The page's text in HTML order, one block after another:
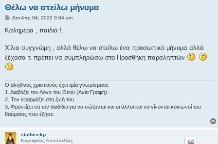
Θέλω να στείλω μήνυμα
Δ
μ
ί
υ
σ
η
Δευ Απρ 04, 2022 9:04 am
Καλημέρα , παιδιά !
Χίλια συγγνώμη , αλλά θέλω να στείλω ένα προσωπικό μήνυμα αλλά
ξέχασα τι πρέπει να συμπληρώσω στο Προσθήκη παραληπτών
Ο αληθινός χριστιανός έχει τρία γνωρίσματα:
1. Διαβάζει τον Λόγο του Θεού (Αγία Γραφή).
2. Τον εφαρμόζει στη ζωή του.
3. Φροντίζει να τον διαδίδει για να σώζονται και οι άλλοι και να γίνονται κοινωνοί του
θαύματος που έζησε.
stathisekp
Κορυφαίος Αποστολέας